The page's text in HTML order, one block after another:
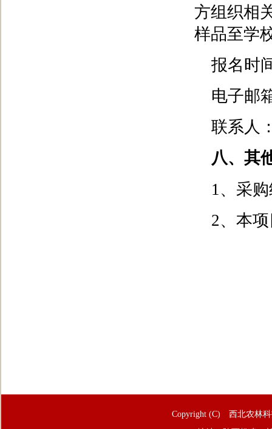
方组织相
样品至学
报名时
电子邮
联系人
八、其
1、采
2、本
Copyright (C) 西北农林